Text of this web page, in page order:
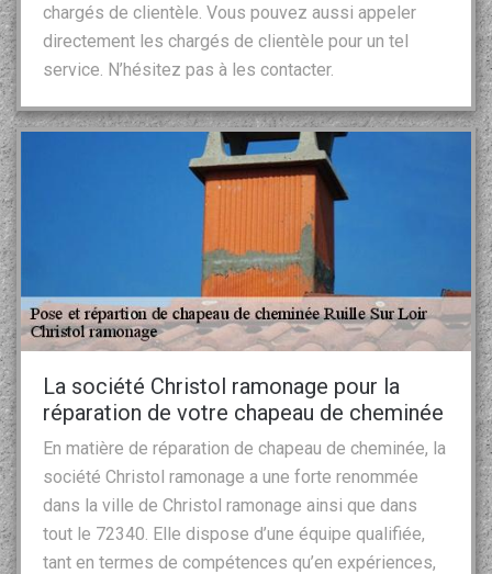
chargés de clientèle. Vous pouvez aussi appeler
directement les chargés de clientèle pour un tel
service. N’hésitez pas à les contacter.
La société Christol ramonage pour la
réparation de votre chapeau de cheminée
En matière de réparation de chapeau de cheminée, la
société Christol ramonage a une forte renommée
dans la ville de Christol ramonage ainsi que dans
tout le 72340. Elle dispose d’une équipe qualifiée,
tant en termes de compétences qu’en expériences,